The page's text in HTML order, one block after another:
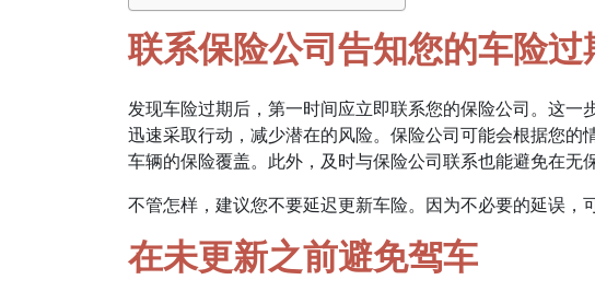
联系保险公司告知您的车险过
发现车险过期后，第一时间应立即联系您的保险公司。这
迅速采取行动，减少潜在的风险。保险公司可能会根据您
车辆的保险覆盖。此外，及时与保险公司联系也能避免在无
不管怎样，建议您不要延迟更新车险。因为不必要的延误，
在未更新之前避免驾车